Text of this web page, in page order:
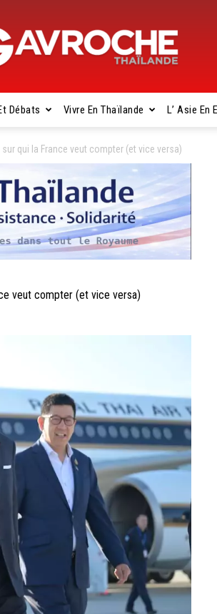
Gavroche
Thaïlande
Débats Vivre En Thaïlande L’ Asie En
sur qui la France veut compter (et vice versa)
veut compter (et vice versa)